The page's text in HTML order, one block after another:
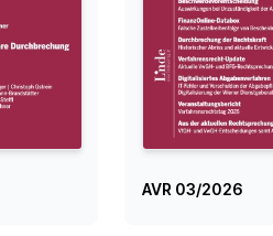
AVR 03/2026